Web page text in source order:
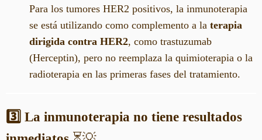
Para los tumores HER2 positivos, la inmunoterapia
se está utilizando como complemento a la terapia
dirigida contra HER2, como trastuzumab
(Herceptin), pero no reemplaza la quimioterapia o la
radioterapia en las primeras fases del tratamiento.
3️⃣ La inmunoterapia no tiene resultados